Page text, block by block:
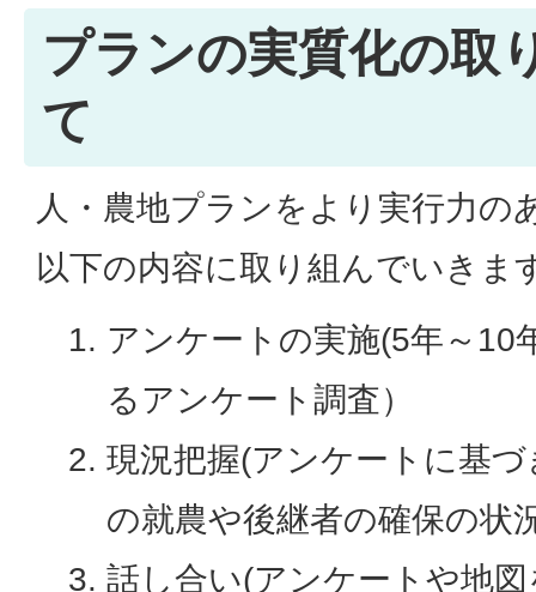
プランの実質化の取
て
人・農地プランをより実行力の
以下の内容に取り組んでいきま
アンケートの実施(5年～10
るアンケート調査）
現況把握(アンケートに基
の就農や後継者の確保の状
話し合い(アンケートや地